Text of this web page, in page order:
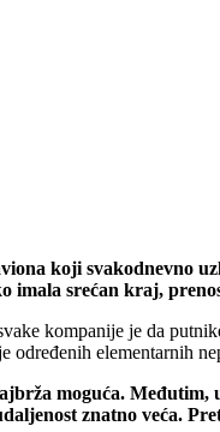
koji svakodnevno
imala srećan kraj,
kompanije je da
određenih elementarnih
moguća.
znatno veća.